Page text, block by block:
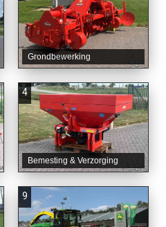
Grondbewerking
4
Bemesting & Verzorging
9